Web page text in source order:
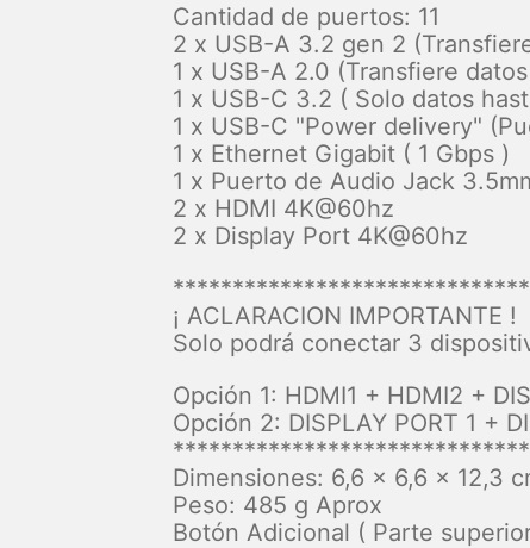
Cantidad de puertos: 11
2 x USB-A 3.2 gen 2
1 x USB-A 2.0 (Transfiere
1 x USB-C 3.2 ( Solo datos
1 x USB-C "Power delivery"
1 x Ethernet Gigabit ( 1 Gbps )
1 x Puerto de Audio Jack
2 x HDMI 4K@60hz
2 x Display Port 4K@60hz
¡ ACLARACION IMPORTANTE !
Solo podrá conectar 3
Opción 1: HDMI1 + HDMI2 +
Opción 2: DISPLAY PORT 1 +
Dimensiones: 6,6 x 6,6 x 12,3
Peso: 485 g Aprox
Botón Adicional ( Parte